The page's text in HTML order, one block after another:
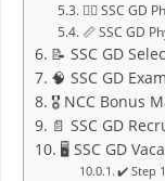
🏃‍♂️ SSC GD
📏 SSC GD
📝 SSC GD
🧠 SSC GD
🎖️ NCC Bonus
📄 SSC GD
🖥️ SSC GD
✔️ Step